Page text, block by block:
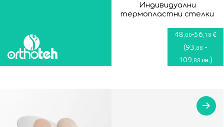
Индивидуални
термопластни стелки
48 ,00-56 ,18 €
(93 ,88 -
109 ,88 лв.)